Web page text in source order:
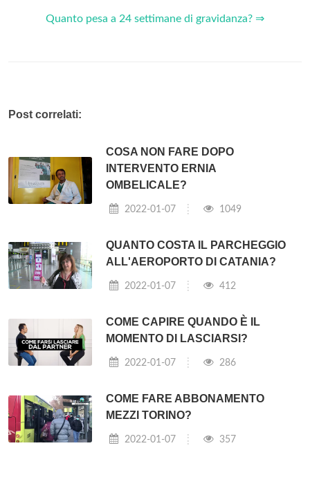
Quanto pesa a 24 settimane di gravidanza? ⇒
Post correlati:
COSA NON FARE DOPO
INTERVENTO ERNIA
OMBELICALE?
2022-01-07 1049
QUANTO COSTA IL PARCHEGGIO
ALL'AEROPORTO DI CATANIA?
2022-01-07 412
COME CAPIRE QUANDO È IL
MOMENTO DI LASCIARSI?
2022-01-07 286
COME FARE ABBONAMENTO
MEZZI TORINO?
2022-01-07 357